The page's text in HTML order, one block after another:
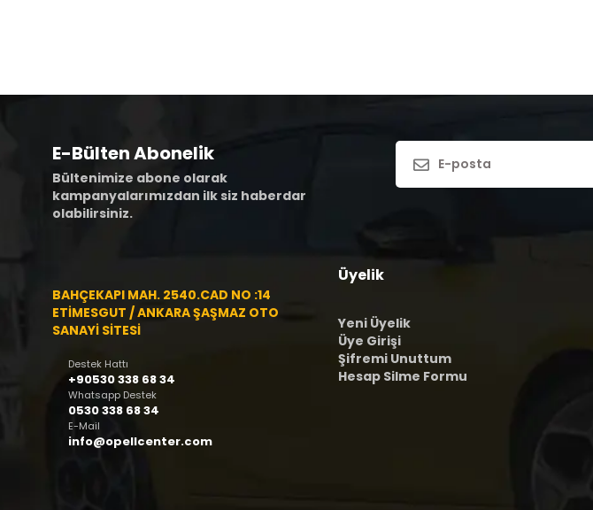
E-Bülten Abonelik
Bültenimize abone olarak
kampanyalarımızdan ilk siz haberdar
olabilirsiniz.
BAHÇEKAPI MAH. 2540.CAD NO :14
ETİMESGUT / ANKARA ŞAŞMAZ OTO
SANAYİ SİTESİ
Destek Hattı
+90530 338 68 34
Whatsapp Destek
0530 338 68 34
E-Mail
info@opellcenter.com
Üyelik
Yeni Üyelik
Üye Girişi
Şifremi Unuttum
Hesap Silme Formu